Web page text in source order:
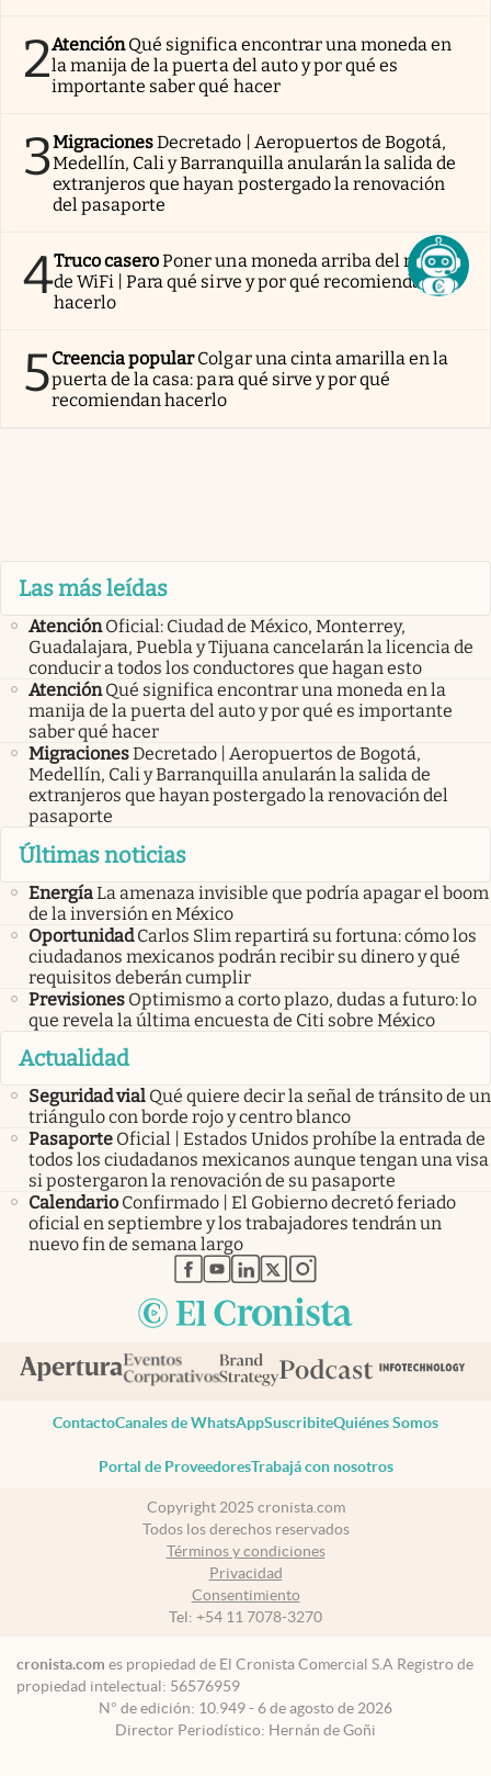
2AtenciónQué significa encontrar una moneda en
la manija de la puerta del auto y por qué es
importante saber qué hacer
3MigracionesDecretado | Aeropuertos de Bogotá,
Medellín, Cali y Barranquilla anularán la salida de
extranjeros que hayan postergado la renovación
del pasaporte
4Truco caseroPoner una moneda arriba del router
de WiFi | Para qué sirve y por qué recomiendan
hacerlo
5Creencia popularColgar una cinta amarilla en la
puerta de la casa: para qué sirve y por qué
recomiendan hacerlo
Las más leídas
Atención Oficial: Ciudad de México, Monterrey,
Guadalajara, Puebla y Tijuana cancelarán la licencia de
conducir a todos los conductores que hagan esto
Atención Qué significa encontrar una moneda en la
manija de la puerta del auto y por qué es importante
saber qué hacer
MigracionesDecretado | Aeropuertos de Bogotá,
Medellín, Cali y Barranquilla anularán la salida de
extranjeros que hayan postergado la renovación del
pasaporte
Últimas noticias
EnergíaLa amenaza invisible que podría apagar el boom
de la inversión en México
Oportunidad Carlos Slim repartirá su fortuna: cómo los
ciudadanos mexicanos podrán recibir su dinero y qué
requisitos deberán cumplir
Previsiones Optimismo a corto plazo, dudas a futuro: lo
que revela la última encuesta de Citi sobre México
Actualidad
Seguridad vial Qué quiere decir la señal de tránsito de un
triángulo con borde rojo y centro blanco
Pasaporte Oficial | Estados Unidos prohíbe la entrada de
todos los ciudadanos mexicanos aunque tengan una visa
si postergaron la renovación de su pasaporte
Calendario Confirmado | El Gobierno decretó feriado
oficial en septiembre y los trabajadores tendrán un
nuevo fin de semana largo
abre en nueva pestaña
abre en nueva pestaña
abre en nueva pestaña
abre en nueva pestaña
abre en nueva pestaña
ContactoCanales de WhatsAppSuscribiteQuiénes Somos
Portal de ProveedoresTrabajá con nosotros
Copyright 2025 cronista.com
Todos los derechos reservados
Términos y condiciones
Privacidad
Consentimiento
Tel: +54 11 7078-3270
cronista.com es propiedad de El Cronista Comercial S.A Registro de
propiedad intelectual: 56576959
N° de edición: 10.949 - 6 de agosto de 2026
Director Periodístico: Hernán de Goñi